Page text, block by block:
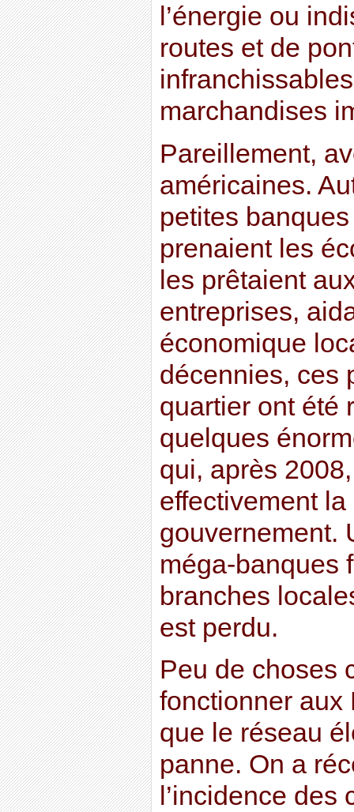
l’énergie ou
routes et de
marchandises
Pareillement,
américaines.
petites
prenaient les
les prêtaient
entreprises,
économique
décennies, ces
quartier ont été
quelques
qui, après
effectivement
gouvernement.
méga-banques
branches
est perdu.
Peu de choses
fonctionner aux
que le réseau
panne. On a
l’incidence des